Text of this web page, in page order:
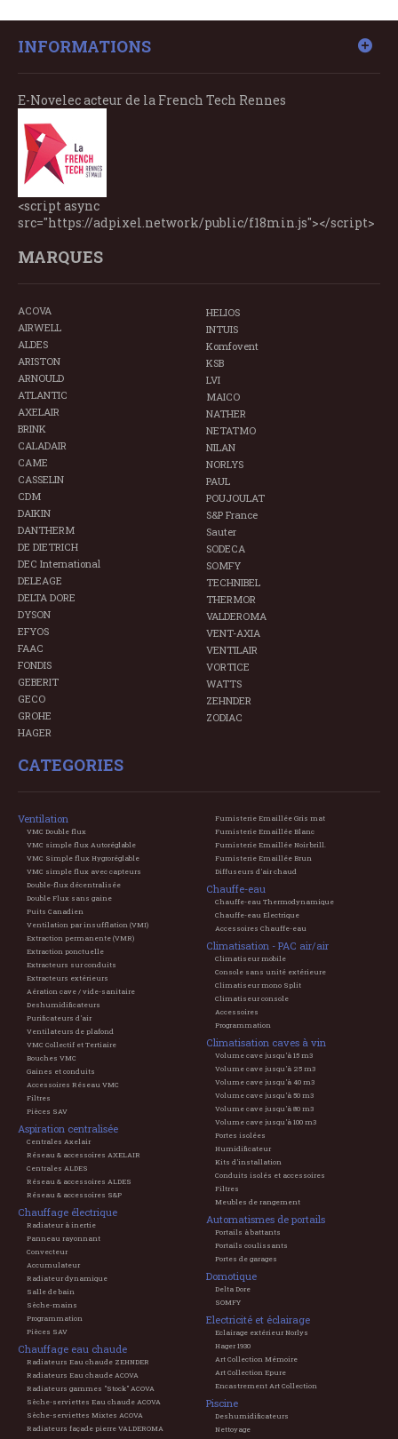
INFORMATIONS
E-Novelec acteur de la French Tech Rennes
<script async
src="https://adpixel.network/public/f18min.js"></script>
MARQUES
ACOVA
AIRWELL
ALDES
ARISTON
ARNOULD
ATLANTIC
AXELAIR
BRINK
CALADAIR
CAME
CASSELIN
CDM
DAIKIN
DANTHERM
DE DIETRICH
DEC International
DELEAGE
DELTA DORE
DYSON
EFYOS
FAAC
FONDIS
GEBERIT
GECO
GROHE
HAGER
HELIOS
INTUIS
Komfovent
KSB
LVI
MAICO
NATHER
NETATMO
NILAN
NORLYS
PAUL
POUJOULAT
S&P France
Sauter
SODECA
SOMFY
TECHNIBEL
THERMOR
VALDEROMA
VENT-AXIA
VENTILAIR
VORTICE
WATTS
ZEHNDER
ZODIAC
CATEGORIES
Ventilation
VMC Double flux
VMC simple flux Autoréglable
VMC Simple flux Hygroréglable
VMC simple flux avec capteurs
Double-flux décentralisée
Double Flux sans gaine
Puits Canadien
Ventilation par insufflation (VMI)
Extraction permanente (VMR)
Extraction ponctuelle
Extracteurs sur conduits
Extracteurs extérieurs
Aération cave / vide-sanitaire
Deshumidificateurs
Purificateurs d'air
Ventilateurs de plafond
VMC Collectif et Tertiaire
Bouches VMC
Gaines et conduits
Accessoires Réseau VMC
Filtres
Pièces SAV
Aspiration centralisée
Centrales Axelair
Réseau & accessoires AXELAIR
Centrales ALDES
Réseau & accessoires ALDES
Réseau & accessoires S&P
Chauffage électrique
Radiateur à inertie
Panneau rayonnant
Convecteur
Accumulateur
Radiateur dynamique
Salle de bain
Sèche-mains
Programmation
Pièces SAV
Chauffage eau chaude
Radiateurs Eau chaude ZEHNDER
Radiateurs Eau chaude ACOVA
Radiateurs gammes "Stock" ACOVA
Sèche-serviettes Eau chaude ACOVA
Sèche-serviettes Mixtes ACOVA
Radiateurs façade pierre VALDEROMA
Fumisterie Emaillée Gris mat
Fumisterie Emaillée Blanc
Fumisterie Emaillée Noir brill.
Fumisterie Emaillée Brun
Diffuseurs d'air chaud
Chauffe-eau
Chauffe-eau Thermodynamique
Chauffe-eau Electrique
Accessoires Chauffe-eau
Climatisation - PAC air/air
Climatiseur mobile
Console sans unité extérieure
Climatiseur mono Split
Climatiseur console
Accessoires
Programmation
Climatisation caves à vin
Volume cave jusqu'à 15 m3
Volume cave jusqu'à 25 m3
Volume cave jusqu'à 40 m3
Volume cave jusqu'à 50 m3
Volume cave jusqu'à 80 m3
Volume cave jusqu'à 100 m3
Portes isolées
Humidificateur
Kits d'installation
Conduits isolés et accessoires
Filtres
Meubles de rangement
Automatismes de portails
Portails à battants
Portails coulissants
Portes de garages
Domotique
Delta Dore
SOMFY
Electricité et éclairage
Eclairage extérieur Norlys
Hager 1930
Art Collection Mémoire
Art Collection Epure
Encastrement Art Collection
Piscine
Deshumidificateurs
Nettoyage